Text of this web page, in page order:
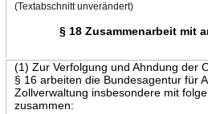
(Textabschnitt unverändert)
§ 18 Zusammenarbeit mit
(1) Zur Verfolgung und Ahndung der
§ 16 arbeiten die Bundesagentur für
Zollverwaltung insbesondere mit
zusammen: